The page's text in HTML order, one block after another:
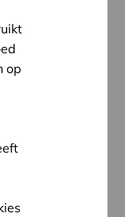
in de
waar de
panelen,
Doordat de
er een grotere
toe om nog
handelen naar
op